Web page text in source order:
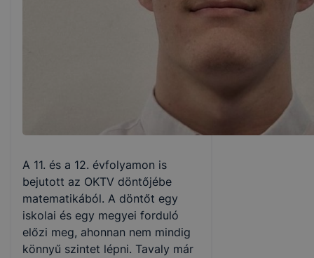
A 11. és a 12. évfolyamon is
bejutott az OKTV döntőjébe
matematikából. A döntőt egy
iskolai és egy megyei forduló
előzi meg, ahonnan nem mindig
könnyű szintet lépni. Tavaly már